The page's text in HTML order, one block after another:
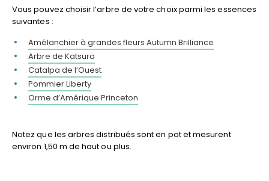
Vous pouvez choisir l’arbre de votre choix parmi les essences
suivantes :
Amélanchier à grandes fleurs Autumn Brilliance
Arbre de Katsura
Catalpa de l’Ouest
Pommier Liberty
Orme d’Amérique Princeton
Notez que les arbres distribués sont en pot et mesurent
environ 1,50 m de haut ou plus.